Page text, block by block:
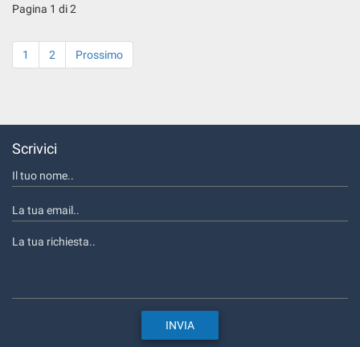
Pagina 1 di 2
1 2 Prossimo
Scrivici